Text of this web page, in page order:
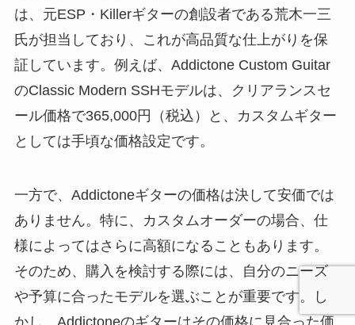
は、元ESP・Killerギターの創設者である荒木一三
氏が担当しており、これが高品質な仕上がりを保
証しています。例えば、Addictone Custom Guitar
のClassic Modern SSHモデルは、クリアランスセ
ール価格で365,000円（税込）と、カスタムギター
としては手頃な価格設定です。
一方で、Addictoneギターの価格は決して安価では
ありません。特に、カスタムオーダーの場合、仕
様によってはさらに高額になることもあります。
そのため、購入を検討する際には、自分のニーズ
や予算に合ったモデルを選ぶことが重要です。し
かし、Addictoneのギターはその価格に見合った価